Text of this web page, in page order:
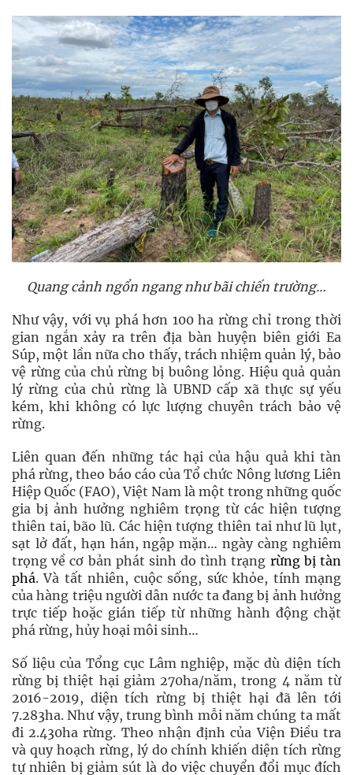
Quang cảnh ngổn ngang như bãi chiến trường…
Như vậy, với vụ phá hơn 100 ha rừng chỉ trong thời
gian ngắn xảy ra trên địa bàn huyện biên giới Ea
Súp, một lần nữa cho thấy, trách nhiệm quản lý, bảo
vệ rừng của chủ rừng bị buông lỏng. Hiệu quả quản
lý rừng của chủ rừng là UBND cấp xã thực sự yếu
kém, khi không có lực lượng chuyên trách bảo vệ
rừng.
Liên quan đến những tác hại của hậu quả khi tàn
phá rừng, theo báo cáo của Tổ chức Nông lương Liên
Hiệp Quốc (FAO), Việt Nam là một trong những quốc
gia bị ảnh hưởng nghiêm trọng từ các hiện tượng
thiên tai, bão lũ. Các hiện tượng thiên tai như lũ lụt,
sạt lở đất, hạn hán, ngập mặn… ngày càng nghiêm
trọng về cơ bản phát sinh do tình trạng rừng bị tàn
phá. Và tất nhiên, cuộc sống, sức khỏe, tính mạng
của hàng triệu người dân nước ta đang bị ảnh hưởng
trực tiếp hoặc gián tiếp từ những hành động chặt
phá rừng, hủy hoại môi sinh…
Số liệu của Tổng cục Lâm nghiệp, mặc dù diện tích
rừng bị thiệt hại giảm 270ha/năm, trong 4 năm từ
2016-2019, diện tích rừng bị thiệt hại đã lên tới
7.283ha. Như vậy, trung bình mỗi năm chúng ta mất
đi 2.430ha rừng. Theo nhận định của Viện Điều tra
và quy hoạch rừng, lý do chính khiến diện tích rừng
tự nhiên bị giảm sút là do việc chuyển đổi mục đích